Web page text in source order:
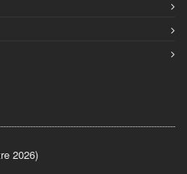
2026)